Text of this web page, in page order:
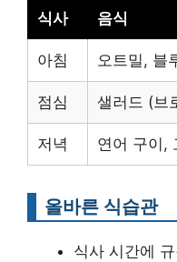
식사 음식
아침 오트밀, 블
점심 샐러드 (브
저녁 연어 구이,
올바른 식습관
식사 시간에